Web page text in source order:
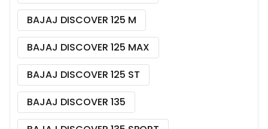
BAJAJ DISCOVER 125 M
BAJAJ DISCOVER 125 MAX
BAJAJ DISCOVER 125 ST
BAJAJ DISCOVER 135